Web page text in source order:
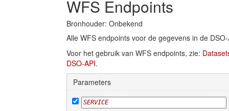
WFS Endpoints
Bronhouder: Onbekend
Alle WFS endpoints voor de gegevens in de
Voor het gebruik van WFS endpoints, zie:
DSO-API.
Parameters